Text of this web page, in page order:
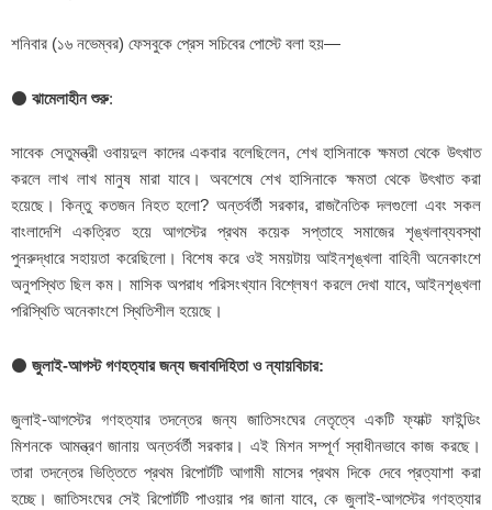
শনিবার (১৬ নভেম্বর) ফেসবুকে প্রেস সচিবের পোস্টে বলা হয়—
⚫ ঝামেলাহীন শুরু:
সাবেক সেতুমন্ত্রী ওবায়দুল কাদের একবার বলেছিলেন, শেখ হাসিনাকে ক্ষমতা থেকে উৎখাত
করলে লাখ লাখ মানুষ মারা যাবে। অবশেষে শেখ হাসিনাকে ক্ষমতা থেকে উৎখাত করা
হয়েছে। কিন্তু কতজন নিহত হলো? অন্তর্বর্তী সরকার, রাজনৈতিক দলগুলো এবং সকল
বাংলাদেশি একত্রিত হয়ে আগস্টের প্রথম কয়েক সপ্তাহে সমাজের শৃঙ্খলাব্যবস্থা
পুনরুদ্ধারে সহায়তা করেছিলো। বিশেষ করে ওই সময়টায় আইনশৃঙ্খলা বাহিনী অনেকাংশে
অনুপস্থিত ছিল কম। মাসিক অপরাধ পরিসংখ্যান বিশ্লেষণ করলে দেখা যাবে, আইনশৃঙ্খলা
পরিস্থিতি অনেকাংশে স্থিতিশীল হয়েছে।
⚫ জুলাই-আগস্ট গণহত্যার জন্য জবাবদিহিতা ও ন্যায়বিচার:
জুলাই-আগস্টের গণহত্যার তদন্তের জন্য জাতিসংঘের নেতৃত্বে একটি ফ্যাক্ট ফাইন্ডিং
মিশনকে আমন্ত্রণ জানায় অন্তর্বর্তী সরকার। এই মিশন সম্পূর্ণ স্বাধীনভাবে কাজ করছে।
তারা তদন্তের ভিত্তিতে প্রথম রিপোর্টটি আগামী মাসের প্রথম দিকে দেবে প্রত্যাশা করা
হচ্ছে। জাতিসংঘের সেই রিপোর্টটি পাওয়ার পর জানা যাবে, কে জুলাই-আগস্টের গণহত্যার